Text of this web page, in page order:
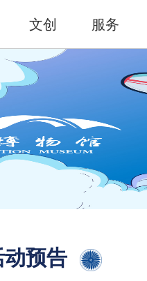
文创 服务
动预告